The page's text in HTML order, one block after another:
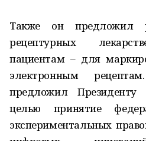
Также он предложил
рецептурных
пациентам – для
электронным
предложил
целью принятие
экспериментальных